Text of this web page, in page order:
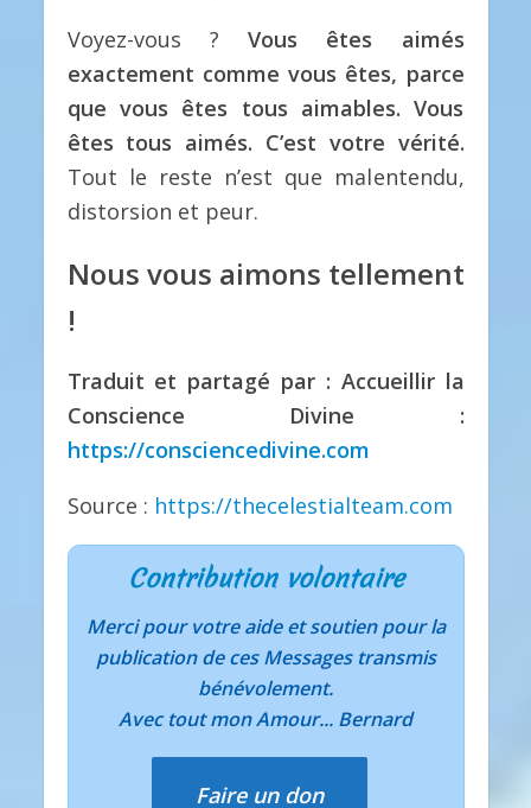
Voyez-vous ? Vous êtes aimés
exactement comme vous êtes, parce
que vous êtes tous aimables. Vous
êtes tous aimés. C’est votre vérité.
Tout le reste n’est que malentendu,
distorsion et peur.
Nous vous aimons tellement
!
Traduit et partagé par : Accueillir la
Conscience Divine :
https://consciencedivine.com
Source : https://thecelestialteam.com
Contribution volontaire
Merci pour votre aide et soutien pour la
publication de ces Messages transmis
bénévolement.
Avec tout mon Amour... Bernard
Faire un don